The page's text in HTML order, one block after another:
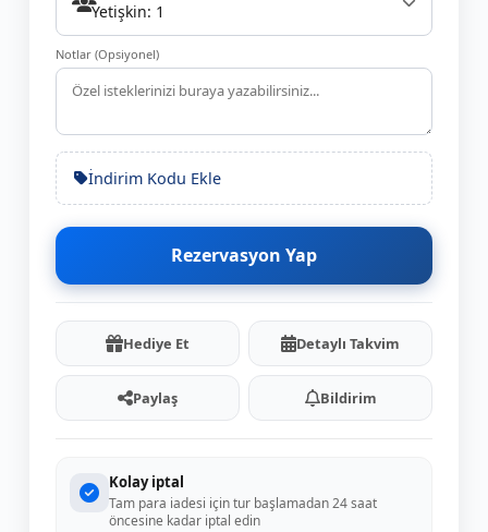
Yetişkin: 1
Notlar (Opsiyonel)
İndirim Kodu Ekle
Rezervasyon Yap
Hediye Et Detaylı Takvim
Paylaş Bildirim
Kolay iptal
Tam para iadesi için tur başlamadan 24 saat
öncesine kadar iptal edin